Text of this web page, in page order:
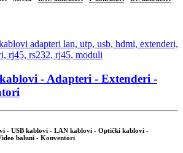
- Adapteri - Extenderi -
- USB kablovi - LAN kablovi - Optički kablovi -
baluni - Konventori